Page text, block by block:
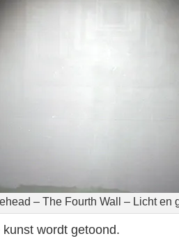
– The Fourth Wall – Licht en
wordt getoond.